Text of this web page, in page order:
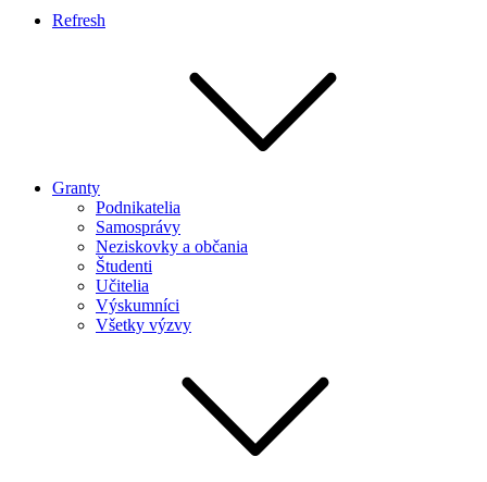
Refresh
Granty
Podnikatelia
Samosprávy
Neziskovky a občania
Študenti
Učitelia
Výskumníci
Všetky výzvy